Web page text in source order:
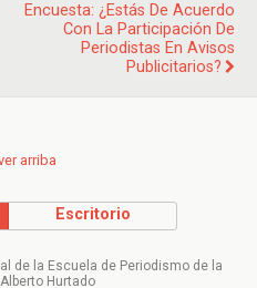
Encuesta: ¿Estás De Acuerdo
Con La Participación De
Periodistas En Avisos
Publicitarios?
arriba
Escritorio
de la Escuela de Periodismo de la
Hurtado